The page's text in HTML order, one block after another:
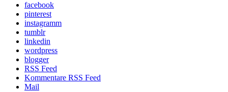
facebook
pinterest
instagramm
tumblr
linkedin
wordpress
blogger
RSS Feed
Kommentare RSS Feed
Mail